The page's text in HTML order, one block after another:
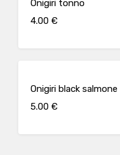
Onigiri tonno
4.00 €
Onigiri black salmone
5.00 €